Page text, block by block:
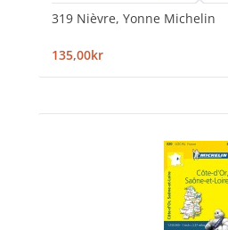
319 Nièvre, Yonne Michelin
135,00kr